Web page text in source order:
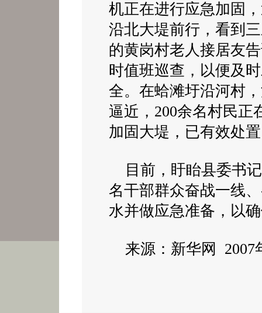
机正在进行应急加固
沿北大堤前行，看到
的黄岗村老人接居友
时值班巡查，以便及
全。在蛤滩圩沿河村
逼近，200余名村民正
加固大堤，已有效处
目前，盱眙县委书
名干部群众奋战一线
水并做应急准备，以
来源：新华网 2007